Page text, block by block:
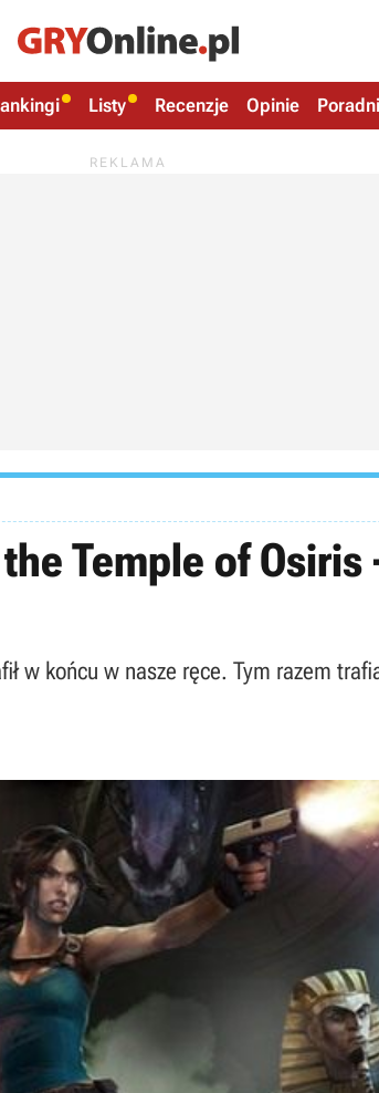
Listy Recenzje Opinie
Temple of Osiris
w końcu w nasze ręce. Tym razem